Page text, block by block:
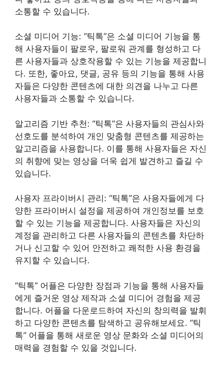
소통할 수 있습니다.
소셜 미디어 기능: “틱톡”은 소셜 미디어 기능을 통
해 사용자들이 팔로우, 팔로워 관계를 형성하고 다
른 사용자들과 상호작용할 수 있는 기능을 제공합니
다. 또한, 좋아요, 댓글, 공유 등의 기능을 통해 사용
자들은 다양한 콘텐츠에 대한 의견을 나누고 다른
사용자들과 소통할 수 있습니다.
알고리즘 기반 추천: “틱톡”은 사용자들의 관심사와
선호도를 분석하여 개인 맞춤형 콘텐츠를 제공하는
알고리즘을 사용합니다. 이를 통해 사용자들은 자신
의 취향에 맞는 영상을 더욱 쉽게 발견하고 즐길 수
있습니다.
사용자 프라이버시 관리: “틱톡”은 사용자들에게 다
양한 프라이버시 설정을 제공하여 개인정보를 보호
할 수 있는 기능을 제공합니다. 사용자들은 자신의
계정을 관리하고 다른 사용자들의 콘텐츠를 차단하
거나 신고할 수 있어 안전하고 쾌적한 사용 환경을
유지할 수 있습니다.
“틱톡” 어플은 다양한 장점과 기능을 통해 사용자들
에게 즐거운 영상 제작과 소셜 미디어 경험을 제공
합니다. 어플을 다운로드하여 자신의 창의력을 발휘
하고 다양한 콘텐츠를 탐색하고 공유해보세요. “틱
톡” 어플을 통해 새로운 영상 문화와 소셜 미디어의
매력을 경험할 수 있을 것입니다.